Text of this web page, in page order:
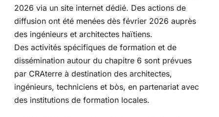
2026 via un site internet dédié. Des actions de
diffusion ont été menées dès février 2026 auprès
des ingénieurs et architectes haïtiens.
Des activités spécifiques de formation et de
dissémination autour du chapitre 6 sont prévues
par CRAterre à destination des architectes,
ingénieurs, techniciens et bòs, en partenariat avec
des institutions de formation locales.